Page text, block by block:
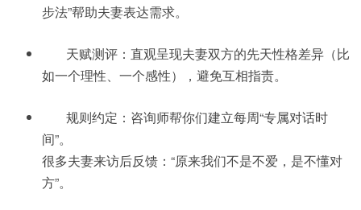
步法”帮助夫妻表达需求。
天赋测评：直观呈现夫妻双方的先天性格差异（比
如一个理性、一个感性），避免互相指责。
规则约定：咨询师帮你们建立每周“专属对话时
间”。
很多夫妻来访后反馈：“原来我们不是不爱，是不懂对
方”。